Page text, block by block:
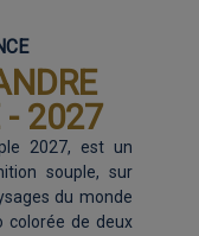
- 2027
2027, est un
souple, sur
du monde
colorée de deux